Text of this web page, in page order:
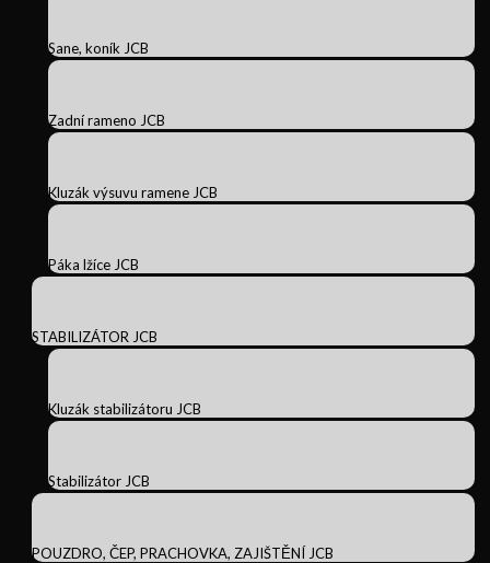
Sane, koník JCB
Zadní rameno JCB
Kluzák výsuvu ramene JCB
Páka lžíce JCB
STABILIZÁTOR JCB
Kluzák stabilizátoru JCB
Stabilizátor JCB
POUZDRO, ČEP, PRACHOVKA, ZAJIŠTĚNÍ JCB